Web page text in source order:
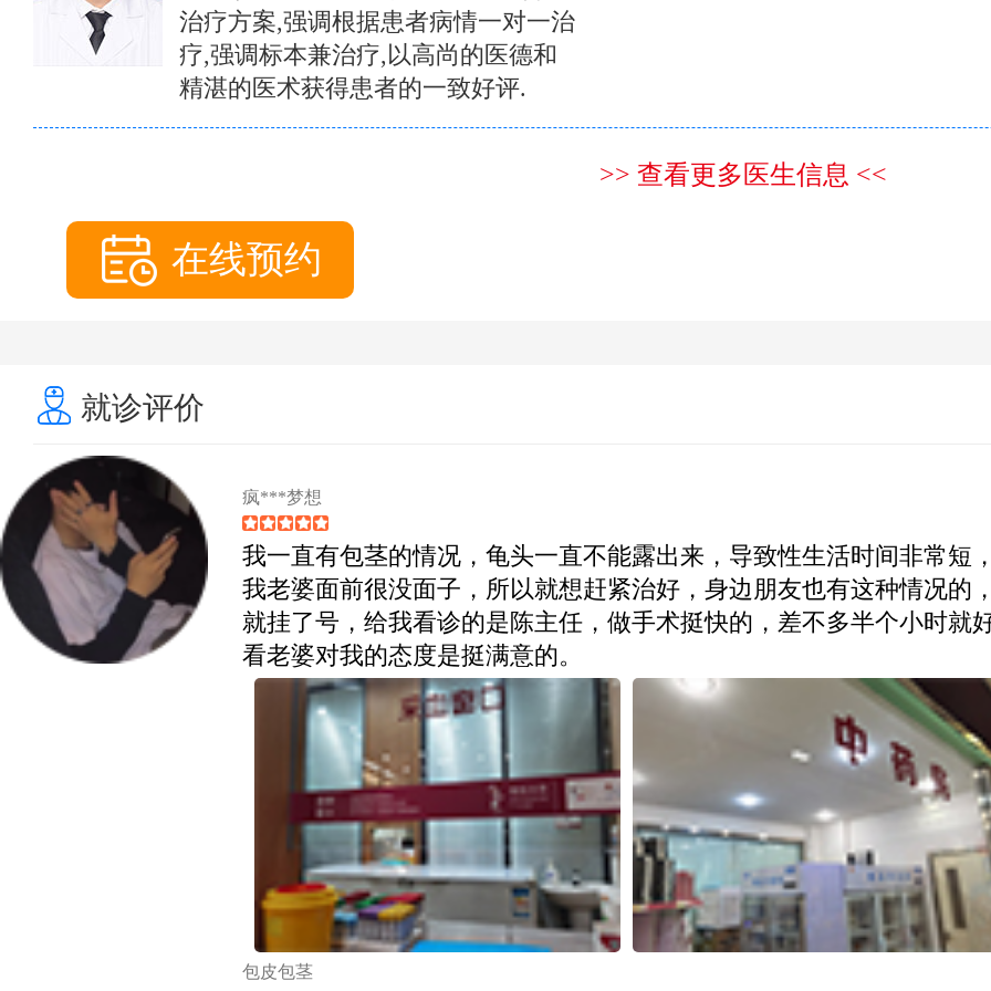
治疗方案,强调根据患者病情一对一治
疗,强调标本兼治疗,以高尚的医德和
精湛的医术获得患者的一致好评.
>> 查看更多医生信息 <<
在线预约
就诊评价
疯***梦想
我一直有包茎的情况，龟头一直不能露出来，导致性生活时间非常短
我老婆面前很没面子，所以就想赶紧治好，身边朋友也有这种情况的
就挂了号，给我看诊的是陈主任，做手术挺快的，差不多半个小时就
看老婆对我的态度是挺满意的。
包皮包茎